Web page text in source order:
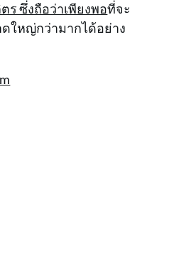
ร ซึ่งถือว่าเพียงพอที่จะ
ใหญ่กว่ามากได้อย่าง